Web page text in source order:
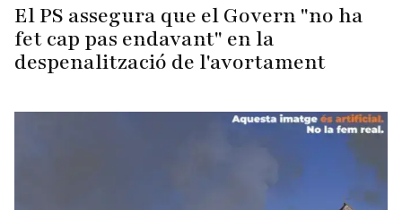
El PS assegura que el Govern "no ha
fet cap pas endavant" en la
despenalització de l'avortament